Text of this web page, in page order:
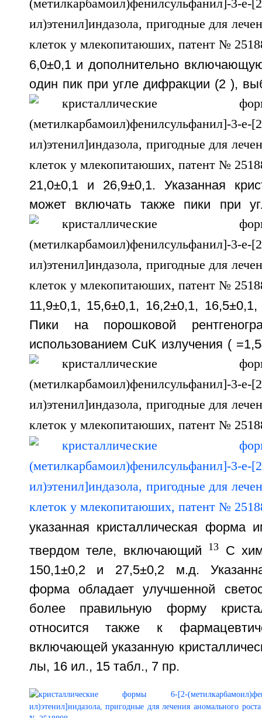
6,0±0,1 и дополнительно
один пик при угле дифракции (2),
21,0±0,1 и 26,9±0,1. Указанная
может включать также пики при
11,9±0,1, 15,6±0,1, 16,2±0,1,
Пики на порошковой
использованием CuK излучения (
указанная кристаллическая форма
твердом теле, включающий
13
С
150,1±0,2 и 27,5±0,2 м.д.
форма обладает улучшенной
более правильную форму
относится также к
включающей указанную
лы, 16 ил., 15 табл., 7 пр.